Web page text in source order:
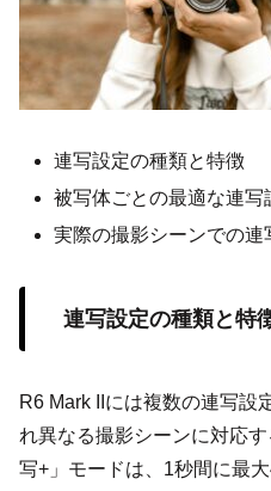
連写設定の種類と特徴
被写体ごとの最適な連写
実際の撮影シーンでの連
連写設定の種類と特
R6 Mark IIには複数の連写設
れ異なる撮影シーンに対応
写+」モードは、1秒間に最